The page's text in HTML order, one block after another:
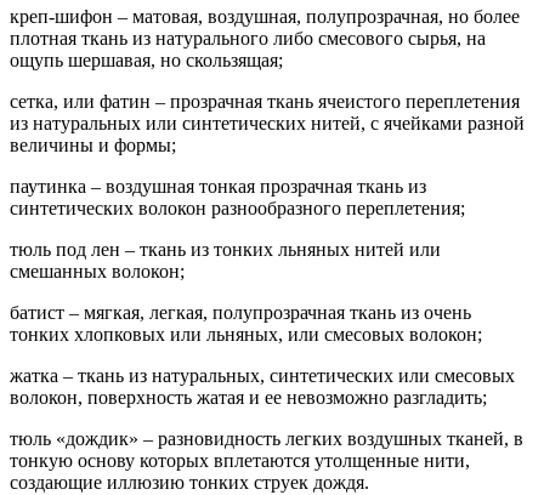
креп-шифон – матовая, воздушная, полупрозрачная, но более
плотная ткань из натурального либо смесового сырья, на
ощупь шершавая, но скользящая;
сетка, или фатин – прозрачная ткань ячеистого переплетения
из натуральных или синтетических нитей, с ячейками разной
величины и формы;
паутинка – воздушная тонкая прозрачная ткань из
синтетических волокон разнообразного переплетения;
тюль под лен – ткань из тонких льняных нитей или
смешанных волокон;
батист – мягкая, легкая, полупрозрачная ткань из очень
тонких хлопковых или льняных, или смесовых волокон;
жатка – ткань из натуральных, синтетических или смесовых
волокон, поверхность жатая и ее невозможно разгладить;
тюль «дождик» – разновидность легких воздушных тканей, в
тонкую основу которых вплетаются утолщенные нити,
создающие иллюзию тонких струек дождя.